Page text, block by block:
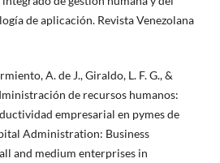
de aplicación. Revista Venezolana
A. de J., Giraldo, L. F. G., &
de recursos humanos:
empresarial en pymes de
Administration: Business
and medium enterprises in